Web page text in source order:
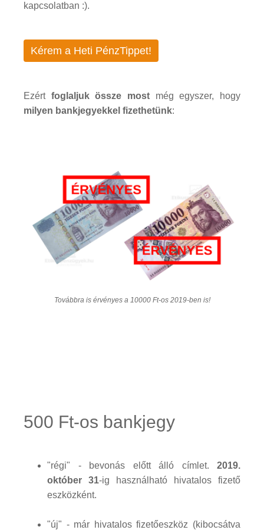
kapcsolatban :).
Kérem a Heti PénzTippet!
Ezért foglaljuk össze most még egyszer, hogy
milyen bankjegyekkel fizethetünk:
Továbbra is érvényes a 10000 Ft-os 2019-ben is!
500 Ft-os bankjegy
"régi" - bevonás előtt álló címlet. 2019.
október 31-ig használható hivatalos fizető
eszközként.
"új" - már hivatalos fizetőeszköz (kibocsátva